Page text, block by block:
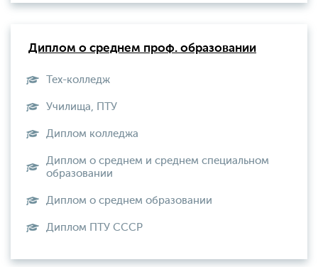
Диплом о среднем проф. образовании
Тех-колледж
Училища, ПТУ
Диплом колледжа
Диплом о среднем и среднем специальном
образовании
Диплом о среднем образовании
Диплом ПТУ СССР